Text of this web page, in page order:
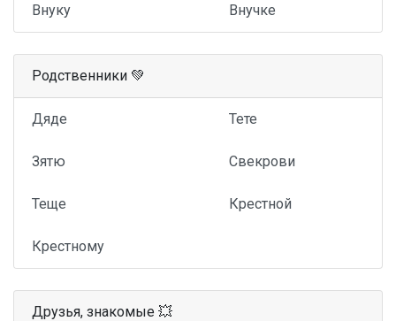
Внуку Внучке
Родственники 💚
Дяде Тете
Зятю Свекрови
Теще Крестной
Крестному
Друзья, знакомые 💥